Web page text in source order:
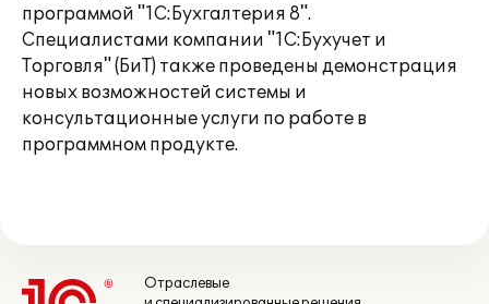
программой "1С:Бухгалтерия 8".
Специалистами компании "1С:Бухучет и
Торговля" (БиТ) также проведены демонстрация
новых возможностей системы и
консультационные услуги по работе в
программном продукте.
Отраслевые